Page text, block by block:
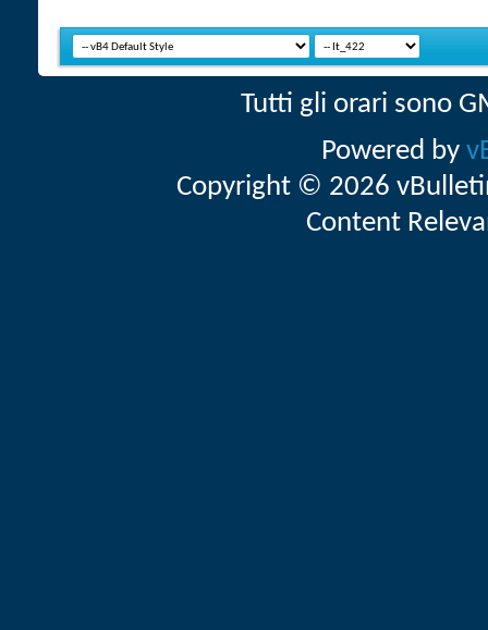
Tutti gli orari sono
Powered by
Copyright © 2026
Content